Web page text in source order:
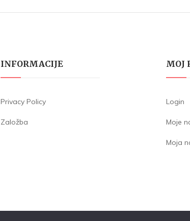
INFORMACIJE
Privacy Policy
Založba
MOJ
Login
Moje
Moja